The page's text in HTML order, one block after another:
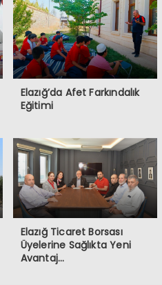
Elazığ’da Afet Farkındalık
Eğitimi
Elazığ Ticaret Borsası
Üyelerine Sağlıkta Yeni
Avantaj…